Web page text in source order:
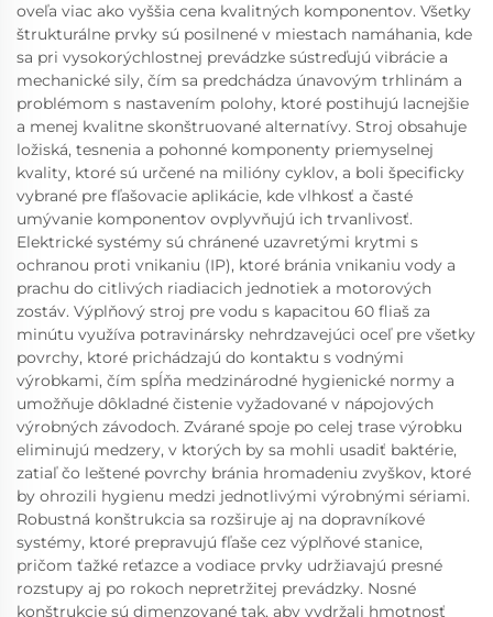
oveľa viac ako vyššia cena kvalitných komponentov. Všetky
štrukturálne prvky sú posilnené v miestach namáhania, kde
sa pri vysokorýchlostnej prevádzke sústreďujú vibrácie a
mechanické sily, čím sa predchádza únavovým trhlinám a
problémom s nastavením polohy, ktoré postihujú lacnejšie
a menej kvalitne skonštruované alternatívy. Stroj obsahuje
ložiská, tesnenia a pohonné komponenty priemyselnej
kvality, ktoré sú určené na milióny cyklov, a boli špecificky
vybrané pre fľašovacie aplikácie, kde vlhkosť a časté
umývanie komponentov ovplyvňujú ich trvanlivosť.
Elektrické systémy sú chránené uzavretými krytmi s
ochranou proti vnikaniu (IP), ktoré bránia vnikaniu vody a
prachu do citlivých riadiacich jednotiek a motorových
zostáv. Výplňový stroj pre vodu s kapacitou 60 fliaš za
minútu využíva potravinársky nehrdzavejúci oceľ pre všetky
povrchy, ktoré prichádzajú do kontaktu s vodnými
výrobkami, čím spĺňa medzinárodné hygienické normy a
umožňuje dôkladné čistenie vyžadované v nápojových
výrobných závodoch. Zvárané spoje po celej trase výrobku
eliminujú medzery, v ktorých by sa mohli usadiť baktérie,
zatiaľ čo leštené povrchy bránia hromadeniu zvyškov, ktoré
by ohrozili hygienu medzi jednotlivými výrobnými sériami.
Robustná konštrukcia sa rozširuje aj na dopravníkové
systémy, ktoré prepravujú fľaše cez výplňové stanice,
pričom ťažké reťazce a vodiace prvky udržiavajú presné
rozstupy aj po rokoch nepretržitej prevádzky. Nosné
konštrukcie sú dimenzované tak, aby vydržali hmotnosť